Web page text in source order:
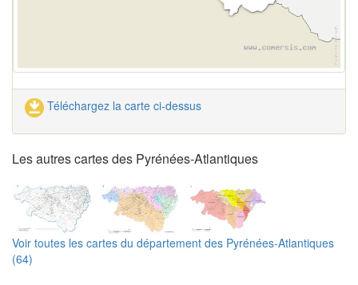
Téléchargez la carte ci-dessus
Les autres cartes des Pyrénées-Atlantiques
Voir toutes les cartes du département des Pyrénées-Atlantiques
(64)